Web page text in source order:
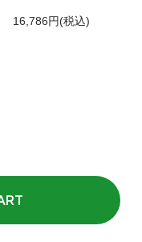
16,786円(税込)